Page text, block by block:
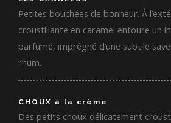
Petites bouchées de bonheur. À
croustillante en caramel entoure un
parfumé, imprégné d’une subtile
rhum.
CHOUX à la crème
Des petits choux délicatement